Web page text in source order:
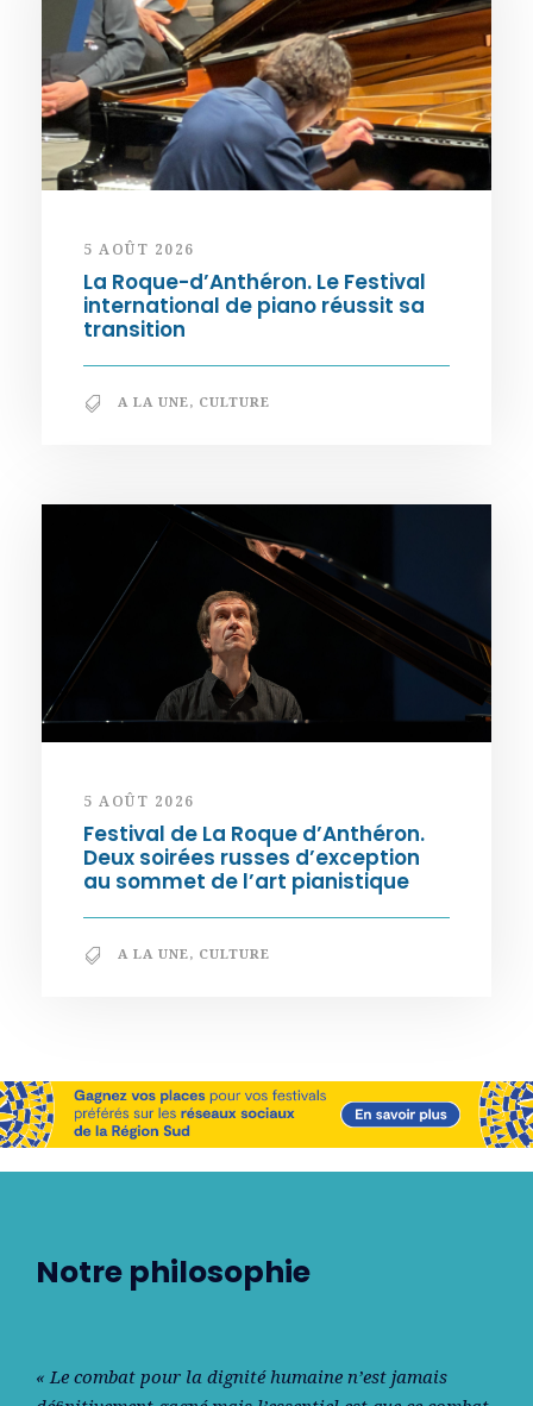
5 AOÛT 2026
La Roque-d’Anthéron. Le Festival
international de piano réussit sa
transition
A LA UNE, CULTURE
5 AOÛT 2026
Festival de La Roque d’Anthéron.
Deux soirées russes d’exception
au sommet de l’art pianistique
A LA UNE, CULTURE
Notre philosophie
« Le combat pour la dignité humaine n’est jamais